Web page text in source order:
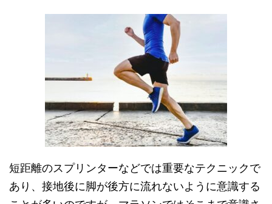
短距離のスプリンターなどでは重要なテクニックで
あり、接地後に脚が後方に流れないように意識する